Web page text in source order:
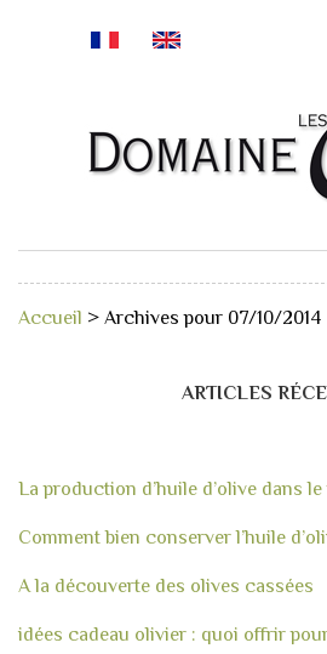
Accueil > Archives pour 07/10/2014
ARTICLES
La production d’huile d’olive dans
Comment bien conserver l’huile
A la découverte des olives cassées
idées cadeau olivier : quoi offrir